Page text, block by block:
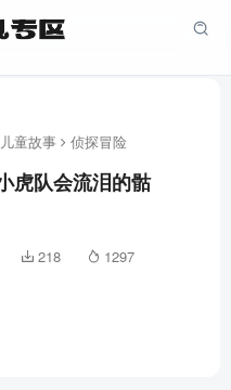
儿童故事 侦探冒险
虎队会流泪的骷
218
1297